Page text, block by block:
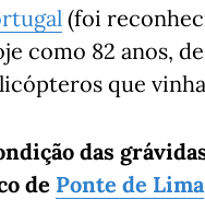
(foi
como 82 anos,
que
das
de Ponte de Lima